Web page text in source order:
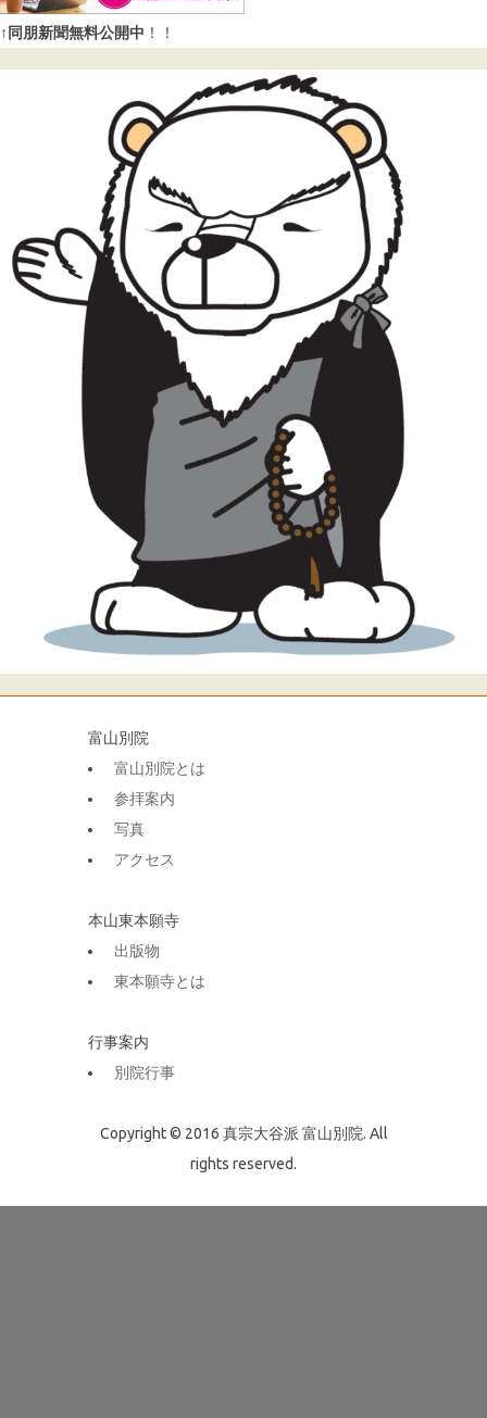
↑同朋新聞無料公開中 ！！
富山別院
富山別院とは
参拝案内
写真
アクセス
本山東本願寺
出版物
東本願寺とは
行事案内
別院行事
Copyright © 2016 真宗大谷派 富山別院. All
rights reserved.